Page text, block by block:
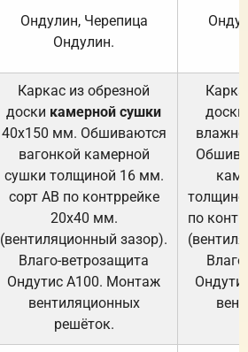
Ондулин, Черепица
Ондулин.
Каркас из обрезной
доски камерной сушки
40х150 мм. Обшиваются
вагонкой камерной
сушки толщиной 16 мм.
сорт АВ по контррейке
20х40 мм.
(вентиляционный зазор).
Влаго-ветрозащита
Ондутис А100. Монтаж
вентиляционных
решёток.
доски
по